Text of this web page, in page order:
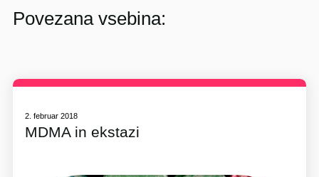
Povezana vsebina:
2. februar 2018
MDMA in ekstazi